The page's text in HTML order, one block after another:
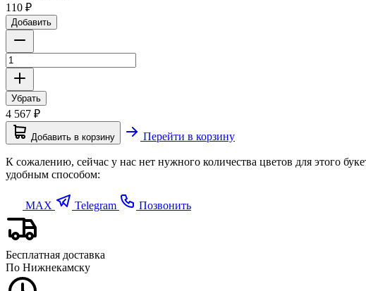
110 ₽
Добавить
Убрать
4 567 ₽
Добавить в корзину Перейти в корзину
К сожалению, сейчас у нас нет нужного количества цветов для этого
удобным способом:
MAX Telegram Позвонить
Бесплатная доставка
По Нижнекамску